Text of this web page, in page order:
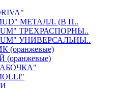
МЕТАЛЛ. (В П..
ТРЕХРАСПОРНЫ..
УНИВЕРСАЛЬНЫ..
(оранжевые)
(оранжевые)